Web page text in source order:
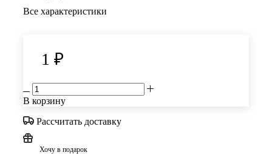
Все характеристики
1 ₽
В корзину
Рассчитать доставку
Хочу в подарок